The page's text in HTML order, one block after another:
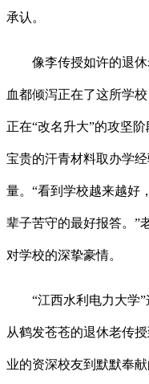
承认。
像李传授如许的退休
血都倾泻正在了这所学
正在“改名升大”的攻坚
宝贵的汗青材料取办学
量。“看到学校越来越好
辈子苦守的最好报答。”
对学校的深挚豪情。
“江西水利电力大学”
从鹤发苍苍的退休老传
业的资深校友到默默奉